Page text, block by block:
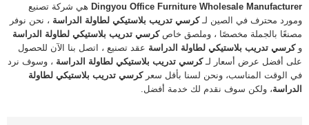
Dingyou Office Furniture Wholesale Manufacturer هي شركة تصنيع
ومورد محترف في الصين لـكرسي تدريب بلاستيكي لطاولة الدراسة ، نحن نوفر
مصنعًا بالجملة مخصصًا ، وملصق خاصكرسي تدريب بلاستيكي لطاولة الدراسة
وكرسي تدريب بلاستيكي لطاولة الدراسة عقد تصنيع ، اتصل بنا الآن للحصول
على أفضل عرض أسعار لـكرسي تدريب بلاستيكي لطاولة الدراسة ، وسوف نرد
في الوقت المناسب، ونحن لسنا بأقل سعركرسي تدريب بلاستيكي لطاولة
الدراسة، ولكن سوف نقدم لك خدمة أفضل.